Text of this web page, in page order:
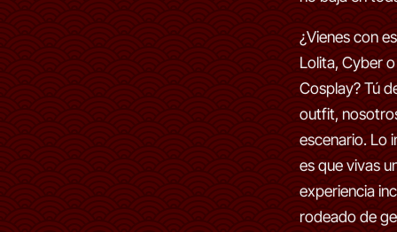
¿Vienes con
Lolita, Cyber
Cosplay? Tú
outfit,
escenario. Lo
es que vivas
experiencia
rodeado de